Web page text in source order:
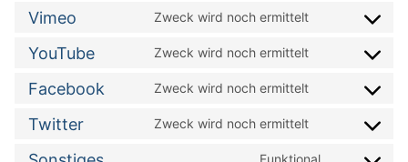
wordpress
complianz
Vimeo Zweck wird noch ermittelt
Consent
YouTube Zweck wird noch ermittelt
Consent
youtube
Facebook Zweck wird noch ermittelt
Consent
facebook
Twitter Zweck wird noch ermittelt
Consent